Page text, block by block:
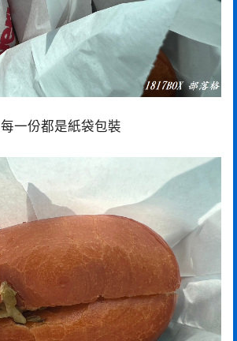
每一份都是紙袋包裝